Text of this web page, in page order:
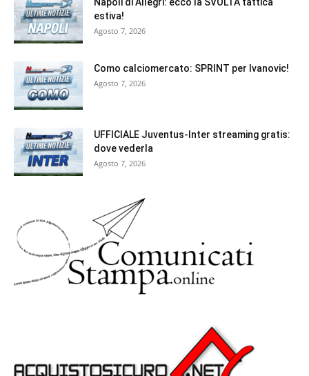
Napoli di Allegri: ecco la SVOLTA tattica
estiva!
Agosto 7, 2026
Como calciomercato: SPRINT per Ivanovic!
Agosto 7, 2026
UFFICIALE Juventus-Inter streaming gratis:
dove vederla
Agosto 7, 2026